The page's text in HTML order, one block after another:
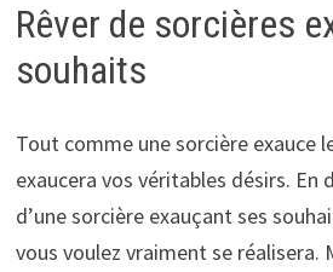
Rêver de sorcières
souhaits
Tout comme une sorcière exauce
exaucera vos véritables désirs. En
d’une sorcière exauçant ses
vous voulez vraiment se réalisera.